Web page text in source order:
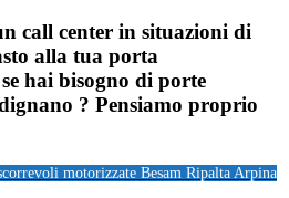
call center in situazioni di
alla tua porta
hai bisogno di porte
? Pensiamo proprio
motorizzate Besam Ripalta Arpina